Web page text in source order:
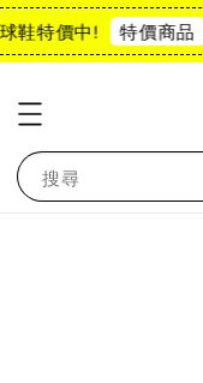
鞋特價中! 特價商品
搜尋